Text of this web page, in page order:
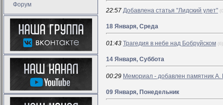
Форум
22:57 Добавлена статья "Лидский улет"
18 Января, Среда
01:43 Трагедия в небе над Бобруйском (6)
14 Января, Суббота
00:29 Мемориал - добавлен памятник
09 Января, Понедельник